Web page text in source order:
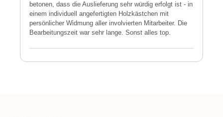
betonen, dass die Auslieferung sehr würdig erfolgt ist - in
einem individuell angefertigten Holzkästchen mit
persönlicher Widmung aller involvierten Mitarbeiter. Die
Bearbeitungszeit war sehr lange. Sonst alles top.